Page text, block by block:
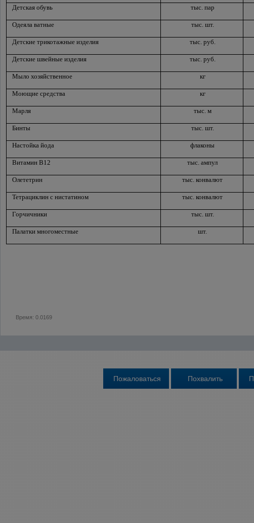
Детская обувь тыс. пар
Одеяла ватные тыс. шт.
Детские трикотажные изделия тыс. руб.
Детские швейные изделия тыс. руб.
Мыло хозяйственное кг
Моющие средства кг
Марля тыс. м
Бинты тыс. шт.
Настойка йода флаконы
Витамин В12 тыс. ампул
Олететрин тыс. конвалют
Тетрациклин с нистатином тыс. конвалют
Горчичники тыс. шт.
Палатки многоместные шт.
Время: 0.0169